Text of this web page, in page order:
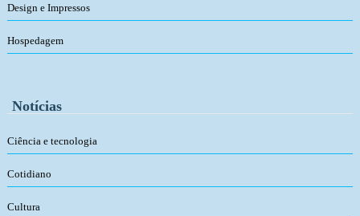
Design e Impressos
Hospedagem
Notícias
Ciência e tecnologia
Cotidiano
Cultura